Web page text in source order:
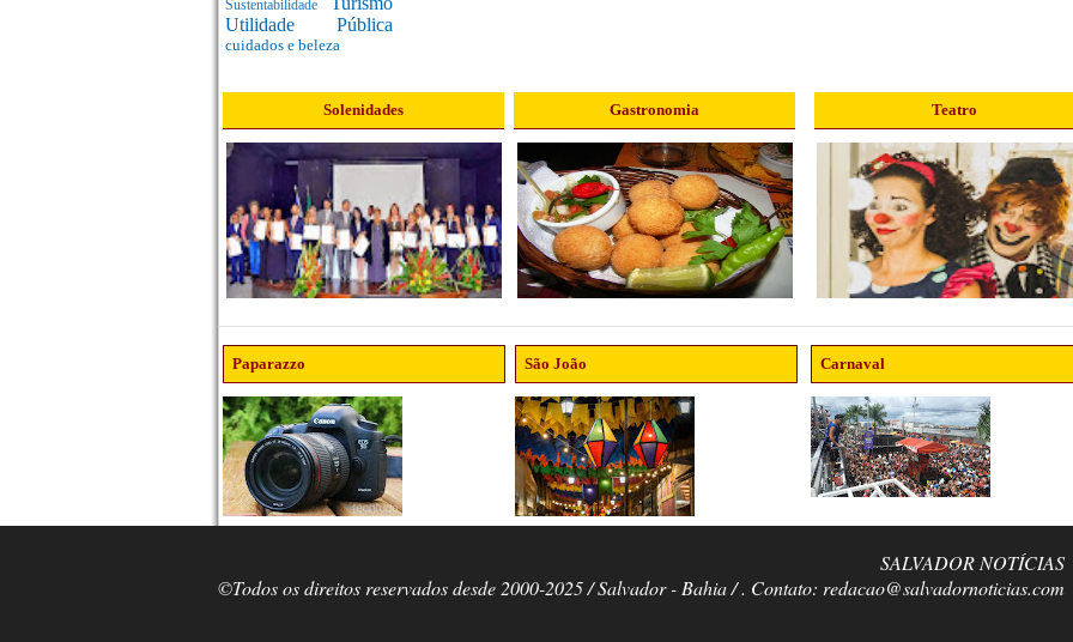
Sustentabilidade
Utilidade Pública
cuidados e beleza
Solenidades Gastronomia Teatro
Paparazzo São João Carnaval
SALVADOR NOTÍCIAS
©Todos os direitos reservados desde 2000-2025 / Salvador - Bahia / . Contato: redacao@salvadornoticias.com